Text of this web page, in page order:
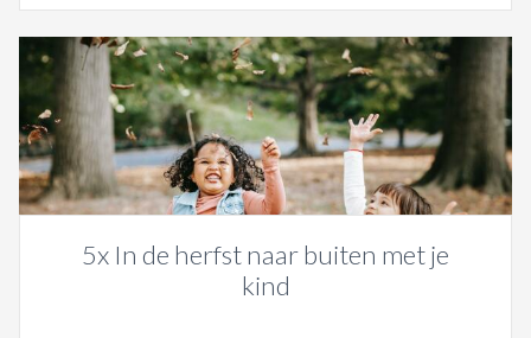
5x In de herfst naar buiten met je
kind